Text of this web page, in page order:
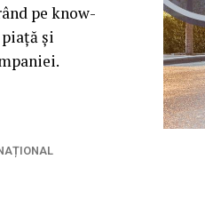
pe know-
și